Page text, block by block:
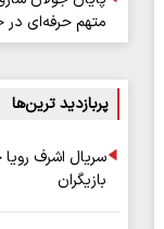
متهم حرفه‌ای
پربازدید ترین‌ها
سریال اشرف
بازیگران